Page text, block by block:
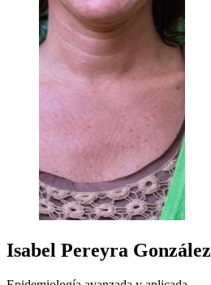
Isabel Pereyra González